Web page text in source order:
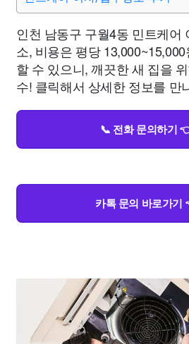
인천 남동구 구월4동 민트케어
소, 비용은 평당
할 수 있으니, 깨끗한 새 집을
수! 클릭해서 상세한 정보를 만
📞 전화 문의하기
카톡 문의 바로가기